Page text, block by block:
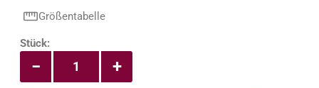
Größentabelle
Produkt Anzahl: Gib den gewünschten
Stück:
+
−